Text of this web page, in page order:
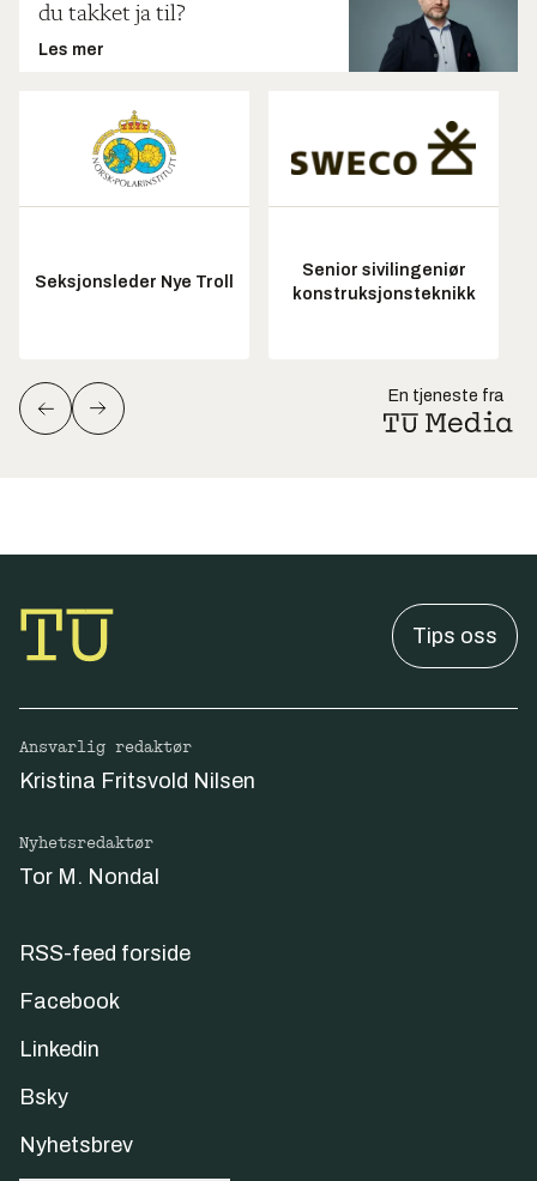
du takket ja til?
Les mer
Seksjonsleder Nye Troll
Senior sivilingeniør
konstruksjonsteknikk
En tjeneste fra
Tips oss
Ansvarlig redaktør
Kristina Fritsvold Nilsen
Nyhetsredaktør
Tor M. Nondal
RSS-feed forside
Facebook
Linkedin
Bsky
Nyhetsbrev